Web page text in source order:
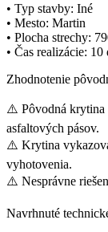
• Typ stavby: Iné
• Mesto: Martin
• Plocha strechy:
• Čas realizácie: 10
Zhodnotenie
⚠️ Pôvodná krytina
asfaltových pásov.
⚠️ Krytina
vyhotovenia.
⚠️ Nesprávne
Navrhnuté